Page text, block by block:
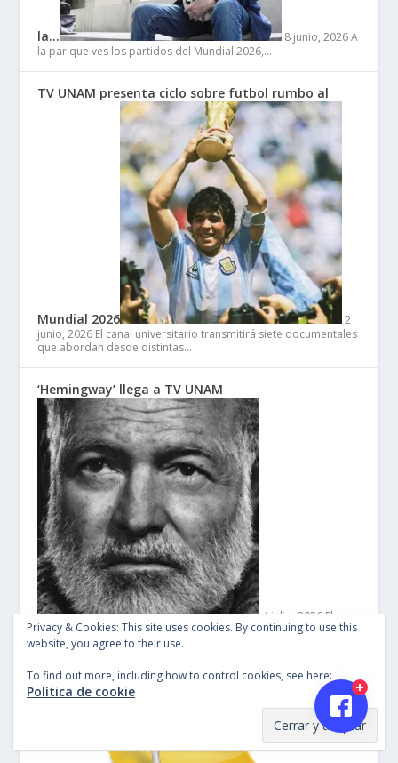
la… 8 junio, 2026 A
la par que ves los partidos del Mundial 2026,…
TV UNAM presenta ciclo sobre futbol rumbo al
Mundial 2026
2
junio, 2026 El canal universitario transmitirá siete documentales
que abordan desde distintas…
‘Hemingway’ llega a TV UNAM
4 julio, 2026El
canal universitario presenta una serie que te adentra en…
The Swatch New Gent Collection – Volvamos al
Privacy & Cookies: This site uses cookies. By continuing to use this
website, you agree to their use.
To find out more, including how to control cookies, see here:
Política de cookie